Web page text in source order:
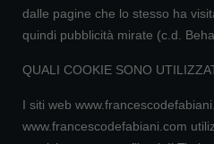
dalle pagine che lo stesso ha
quindi pubblicità mirate (c.d.
QUALI COOKIE SONO
I siti web
www.francescodefabiani.com